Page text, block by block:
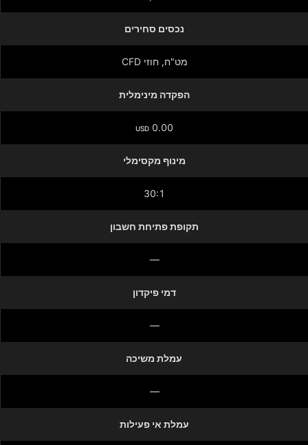
נכסים סחירים
מט"ח, חוזי CFD
הפקדה מינימלית
0.00
USD
מינוף מקסימלי
30:1
תקופת פתיחת חשבון
—
דמי פיקדון
—
עמלת משיכה
—
עמלת אי פעילות